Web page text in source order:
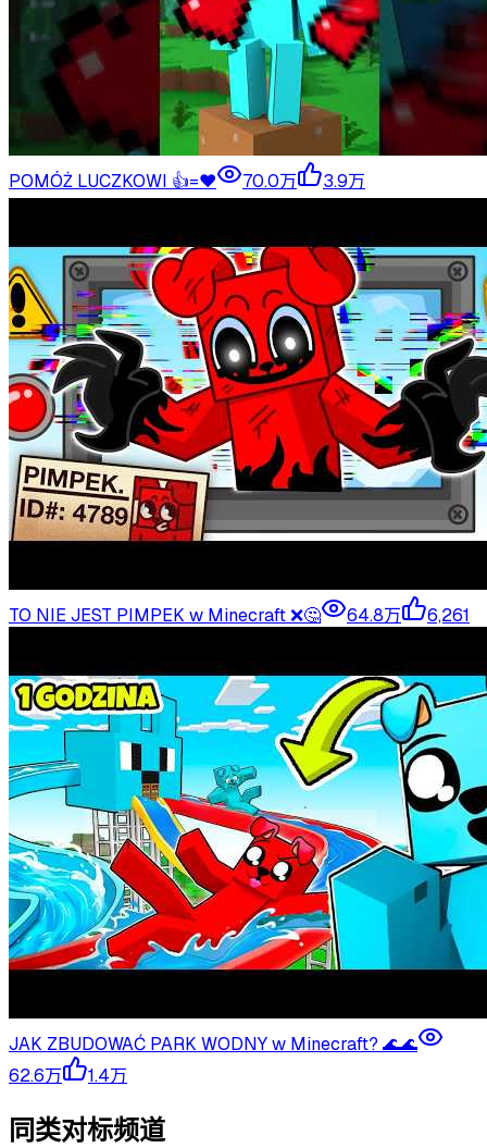
POMÓŻ LUCZKOWI 👍=❤️ 70.0万 3.9万
TO NIE JEST PIMPEK w Minecraft ❌🤔 64.8万 6,261
JAK ZBUDOWAĆ PARK WODNY w Minecraft? 🌊🌊
62.6万
1.4万
同类对标频道